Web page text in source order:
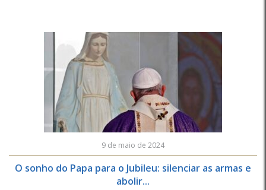
9 de maio de 2024
O sonho do Papa para o Jubileu: silenciar as armas e
abolir...